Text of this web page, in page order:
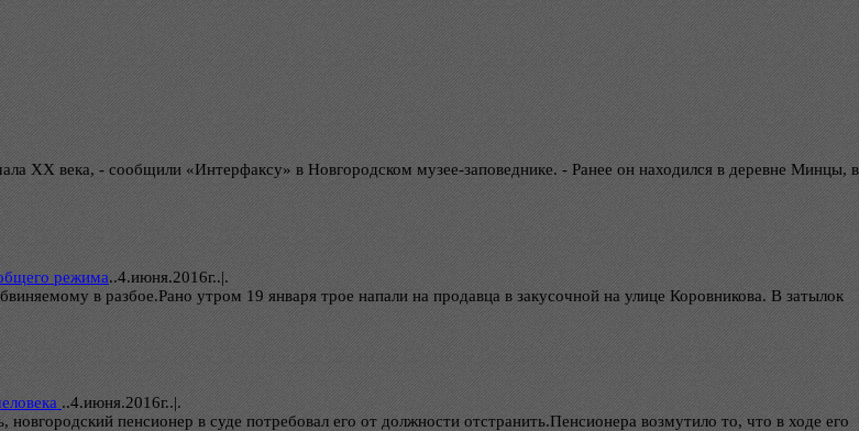
XX века, - сообщили «Интерфаксу» в Новгородском музее-заповеднике. - Ранее он находился в деревне Минцы, в
режима..4.июня.2016г..|.
в разбое.Рано утром 19 января трое напали на продавца в закусочной на улице Коровникова. В затылок
..4.июня.2016г..|.
пенсионер в суде потребовал его от должности отстранить.Пенсионера возмутило то, что в ходе его